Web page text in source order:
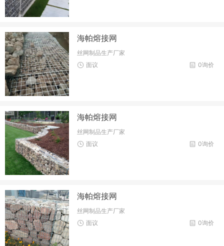
海帕熔接网
丝网制品生产厂家
0询价
面议
海帕熔接网
丝网制品生产厂家
0询价
面议
海帕熔接网
丝网制品生产厂家
0询价
面议